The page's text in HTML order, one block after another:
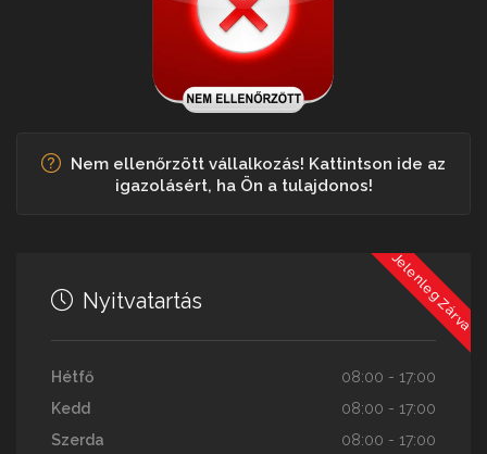
Nem ellenőrzött vállalkozás! Kattintson ide az
igazolásért, ha Ön a tulajdonos!
Jelenleg Zárva
Nyitvatartás
Hétfő
08:00 - 17:00
Kedd
08:00 - 17:00
Szerda
08:00 - 17:00